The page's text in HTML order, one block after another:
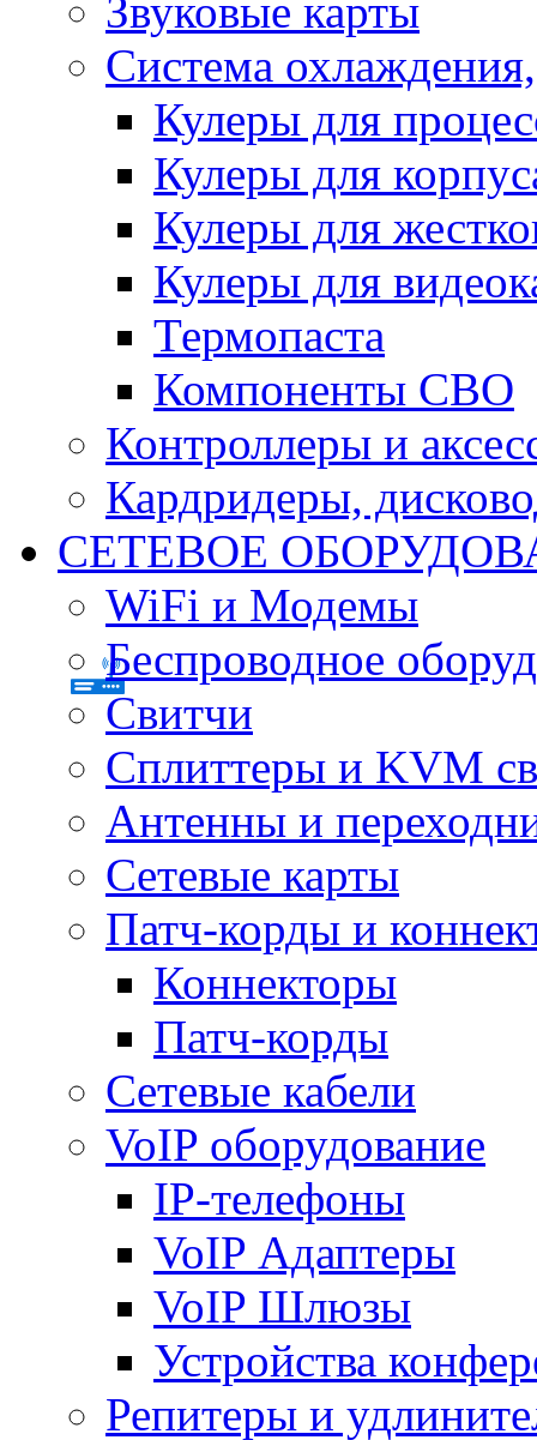
Звуковые карты
Система
Кулеры для
Кулеры для
Кулеры для
Кулеры для
Термопаста
Компоненты СВО
Контроллеры и
Кардридеры,
СЕТЕВОЕ
WiFi и Модемы
Беспроводное
Свитчи
Сплиттеры и KVM
Антенны и
Сетевые карты
Патч-корды и
Коннекторы
Патч-корды
Сетевые кабели
VoIP оборудование
IP-телефоны
VoIP Адаптеры
VoIP Шлюзы
Устройства
Репитеры и